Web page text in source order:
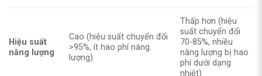
Hiệu suất
năng lượng
Cao (hiệu suất chuyển đổi
>95%, ít hao phí năng
lượng)
Thấp hơn (hiệu
suất chuyển đổi
70-85%, nhiều
năng lượng bị hao
phí dưới dạng
nhiệt)